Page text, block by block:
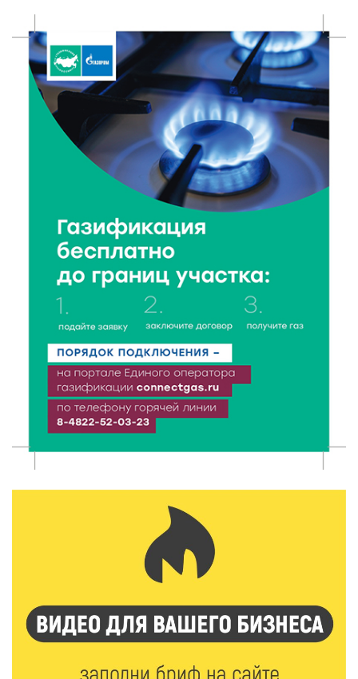
Тверские «Романтики» покорили Витебск своей
хореографией
6 Авг 2026 16:08 240
Виталий Королев наградил строителей и
анонсировал новые проекты
6 Авг 2026 16:02 101
Объем выдачи ипотеки в России вырос на 38%
6 Авг 2026 16:01 140
Калининские футболисты представят Тверскую
область на всероссийском марафоне «Земля
спорта»
6 Авг 2026 15:48 297
сентября
6 Авг 2026 15:01 170
От Твери до Москвы: выставка художника
Владимира Васильева о героях СВО проходит в РГБ
В Твери создали соединения для кормовых
добавок, повышающие продуктивность
180
Мультфильм своими руками: в Твери дети сняли
6 Авг 2026 13:38 297
спортивной столицей России